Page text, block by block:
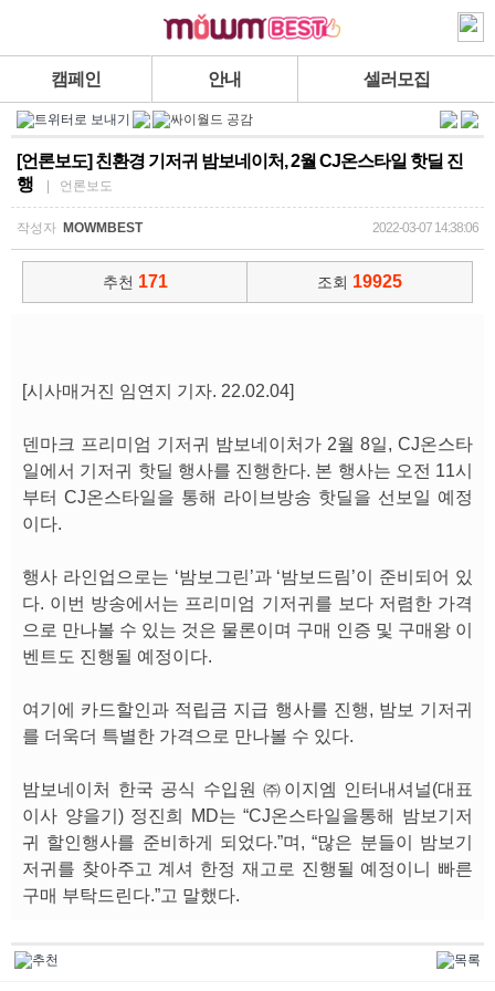
캠페인 안내 셀러모집
[언론보도] 친환경 기저귀 밤보네이처, 2월 CJ온스타일 핫딜 진
행
| 언론보도
작성자 MOWMBEST 2022-03-07 14:38:06
추천 171 조회 19925
[시사매거진 임연지 기자. 22.02.04]
덴마크 프리미엄 기저귀 밤보네이처가 2월 8일, CJ온스타
일에서 기저귀 핫딜 행사를 진행한다. 본 행사는 오전 11시
부터 CJ온스타일을 통해 라이브방송 핫딜을 선보일 예정
이다.
행사 라인업으로는 ‘밤보그린’과 ‘밤보드림’이 준비되어 있
다. 이번 방송에서는 프리미엄 기저귀를 보다 저렴한 가격
으로 만나볼 수 있는 것은 물론이며 구매 인증 및 구매왕 이
벤트도 진행될 예정이다.
여기에 카드할인과 적립금 지급 행사를 진행, 밤보 기저귀
를 더욱더 특별한 가격으로 만나볼 수 있다.
밤보네이처 한국 공식 수입원 ㈜이지엠 인터내셔널(대표
이사 양을기) 정진희 MD는 “CJ온스타일을통해 밤보기저
귀 할인행사를 준비하게 되었다.”며, “많은 분들이 밤보기
저귀를 찾아주고 계셔 한정 재고로 진행될 예정이니 빠른
구매 부탁드린다.”고 말했다.